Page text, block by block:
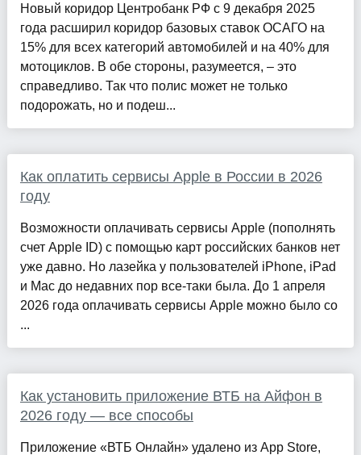
Новый коридор Центробанк РФ с 9 декабря 2025
года расширил коридор базовых ставок ОСАГО на
15% для всех категорий автомобилей и на 40% для
мотоциклов. В обе стороны, разумеется, – это
справедливо. Так что полис может не только
подорожать, но и подеш...
Как оплатить сервисы Apple в России в 2026
году
Возможности оплачивать сервисы Apple (пополнять
счет Apple ID) с помощью карт российских банков нет
уже давно. Но лазейка у пользователей iPhone, iPad
и Mac до недавних пор все-таки была. До 1 апреля
2026 года оплачивать сервисы Apple можно было со
...
Как установить приложение ВТБ на Айфон в
2026 году — все способы
Приложение «ВТБ Онлайн» удалено из App Store,